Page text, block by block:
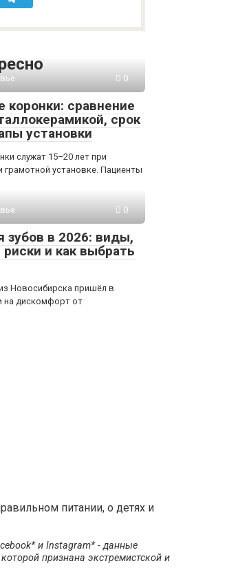
0
коронки: сравнение
срок
установки
служат 15–20 лет при
грамотной установке. Пациенты
0
зубов в 2026: виды,
и как выбрать
Новосибирска пришёл в
на дискомфорт от
питании, о детях и
и Instagram* - данные
признана экстремистской и